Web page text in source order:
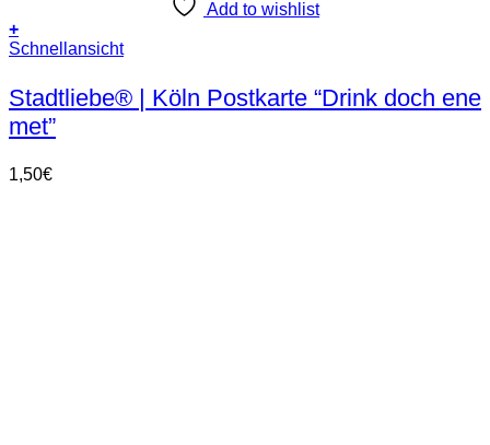
Add to wishlist
+
Schnellansicht
Stadtliebe® | Köln Postkarte “Drink doch ene
met”
1,50€